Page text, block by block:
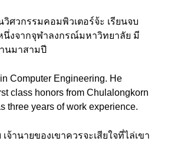
วิศวกรรมคอมพิวเตอร์จ้ะ เรียนจบ
นึ่งจากจุฬาลงกรณ์มหาวิทยาลัย มี
นมาสามปี
Computer Engineering. He
class honors from Chulalongkorn
three years of work experience.
เจ้านายของเขาควรจะเสียใจที่ไล่เขา